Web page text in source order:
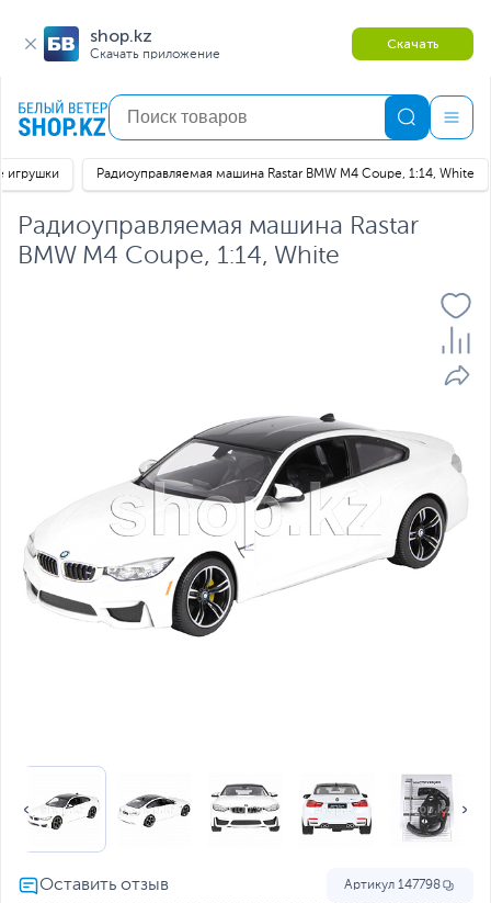
shop.kz
Скачать приложение
Скачать
игрушки Радиоуправляемая машина Rastar BMW M4 Coupe, 1:14, White
Радиоуправляемая машина Rastar
BMW M4 Coupe, 1:14, White
Артикул 147798